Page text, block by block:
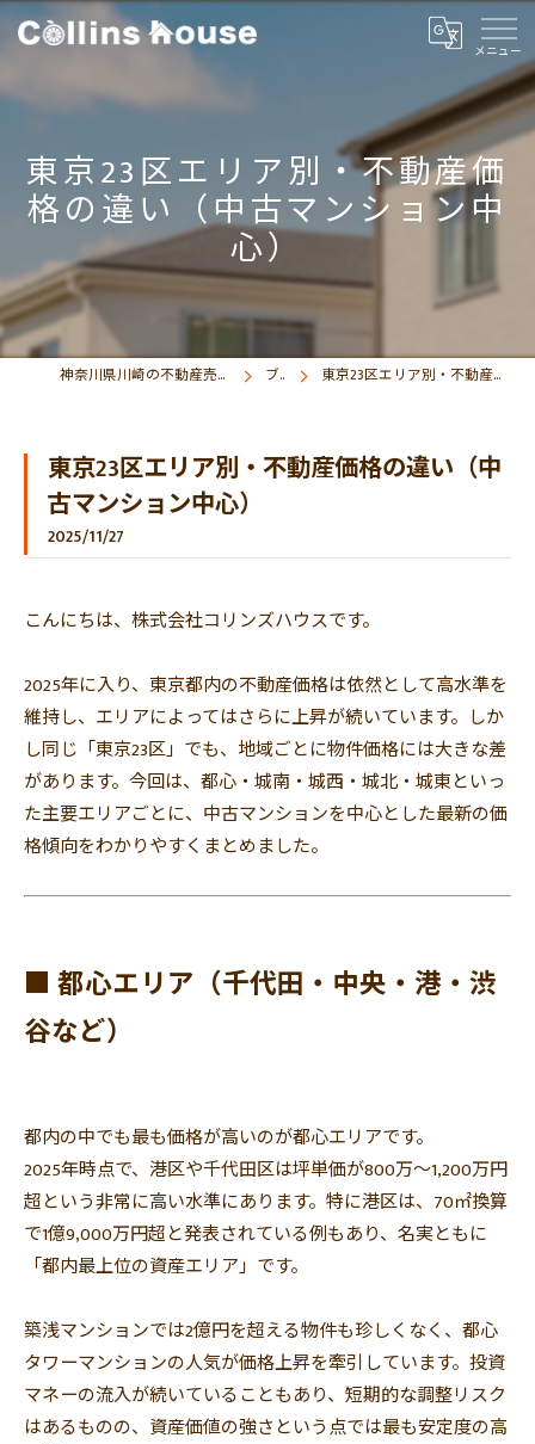
東京23区エリア別・不動産価
格の違い（中古マンション中
心）
神奈川県川崎の不動産売買なら株式会社コリンズハウス ブログ 東京23区エリア別・不動産価格の違い（中古マンション中心）
東京23区エリア別・不動産価格の違い（中
古マンション中心）
2025/11/27
こんにちは、株式会社コリンズハウスです。
2025年に入り、 東京都内の不動産価格は依然として高水準を
維持し、 エリアによってはさらに上昇が続いています。しか
し同じ「東京23区」でも、地域ごとに物件価格には大きな差
があります。 今回は、都心・城南・城西・城北・ 城東といっ
た主要エリアごとに、 中古マンションを中心とした最新の価
格傾向をわかりやすくまとめました。
■ 都心エリア（千代田・中央・港・渋
谷など）
都内の中でも最も価格が高いのが都心エリアです。
2025年時点で、港区や千代田区は坪単価が800万〜1,200万円
超という非常に高い水準にあります。特に港区は、 70㎡換算
で1億9,000万円超と発表されている例もあり、 名実ともに
「都内最上位の資産エリア」です。
築浅マンションでは2億円を超える物件も珍しくなく、 都心
タワーマンションの人気が価格上昇を牽引しています。 投資
マネーの流入が続いていることもあり、 短期的な調整リスク
はあるものの、 資産価値の強さという点では最も安定度の高